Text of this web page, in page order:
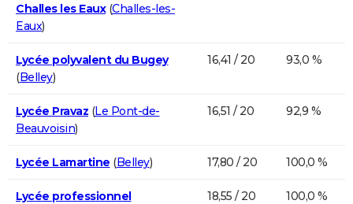
Challes les Eaux(Challes-les-
Eaux)
Lycée polyvalent du Bugey
(Belley)
16,41 / 20 93,0 %
Lycée Pravaz (Le Pont-de-
Beauvoisin)
16,51 / 20 92,9 %
Lycée Lamartine (Belley) 17,80 / 20 100,0 %
Lycée professionnel
18,55 / 20 100,0 %